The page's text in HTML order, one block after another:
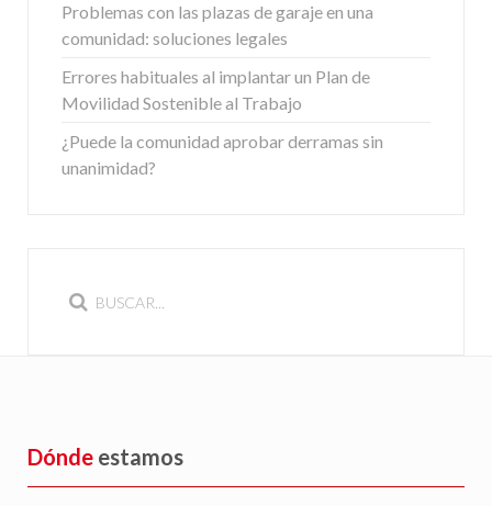
Problemas con las plazas de garaje en una
comunidad: soluciones legales
Errores habituales al implantar un Plan de
Movilidad Sostenible al Trabajo
¿Puede la comunidad aprobar derramas sin
unanimidad?
Dónde estamos